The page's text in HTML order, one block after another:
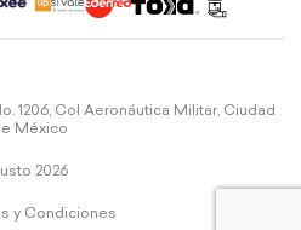
1206, Col Aeronáutica Militar, Ciudad
México
2026
y Condiciones